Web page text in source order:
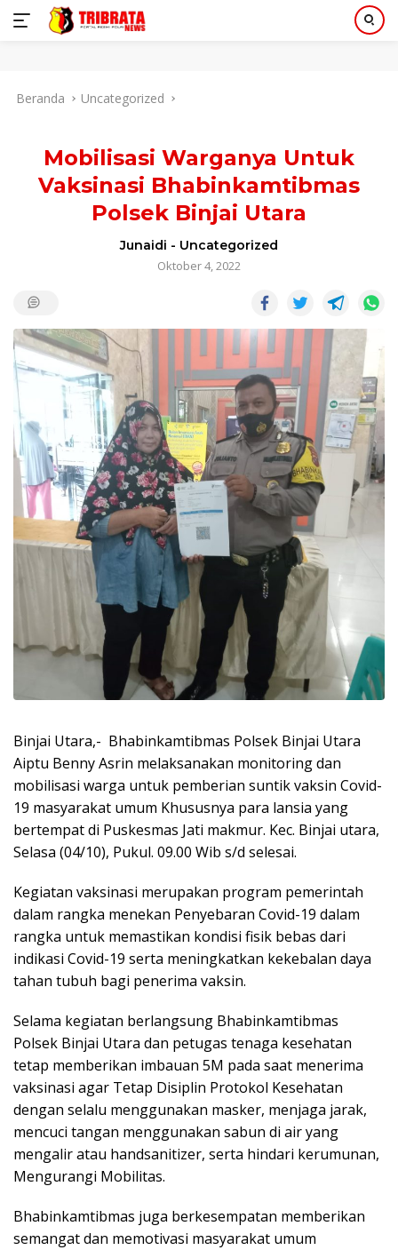
Beranda Uncategorized
Mobilisasi Warganya Untuk
Vaksinasi Bhabinkamtibmas
Polsek Binjai Utara
Junaidi - Uncategorized
Oktober 4, 2022
Binjai Utara,- Bhabinkamtibmas Polsek Binjai Utara
Aiptu Benny Asrin melaksanakan monitoring dan
mobilisasi warga untuk pemberian suntik vaksin Covid-
19 masyarakat umum Khususnya para lansia yang
bertempat di Puskesmas Jati makmur. Kec. Binjai utara,
Selasa (04/10), Pukul. 09.00 Wib s/d selesai.
Kegiatan vaksinasi merupakan program pemerintah
dalam rangka menekan Penyebaran Covid-19 dalam
rangka untuk memastikan kondisi fisik bebas dari
indikasi Covid-19 serta meningkatkan kekebalan daya
tahan tubuh bagi penerima vaksin.
Selama kegiatan berlangsung Bhabinkamtibmas
Polsek Binjai Utara dan petugas tenaga kesehatan
tetap memberikan imbauan 5M pada saat menerima
vaksinasi agar Tetap Disiplin Protokol Kesehatan
dengan selalu menggunakan masker, menjaga jarak,
mencuci tangan menggunakan sabun di air yang
mengalir atau handsanitizer, serta hindari kerumunan,
Mengurangi Mobilitas.
Bhabinkamtibmas juga berkesempatan memberikan
semangat dan memotivasi masyarakat umum